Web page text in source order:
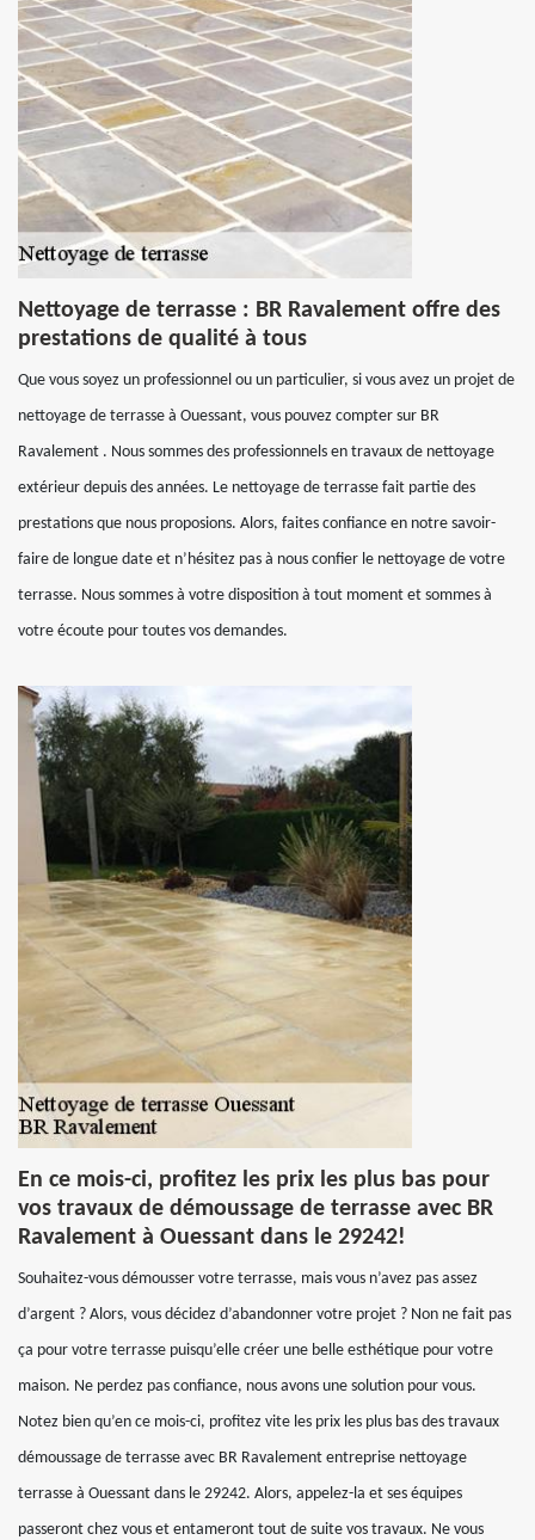
Nettoyage de terrasse : BR Ravalement offre des
prestations de qualité à tous
Que vous soyez un professionnel ou un particulier, si vous avez un projet de
nettoyage de terrasse à Ouessant, vous pouvez compter sur BR
Ravalement . Nous sommes des professionnels en travaux de nettoyage
extérieur depuis des années. Le nettoyage de terrasse fait partie des
prestations que nous proposions. Alors, faites confiance en notre savoir-
faire de longue date et n’hésitez pas à nous confier le nettoyage de votre
terrasse. Nous sommes à votre disposition à tout moment et sommes à
votre écoute pour toutes vos demandes.
En ce mois-ci, profitez les prix les plus bas pour
vos travaux de démoussage de terrasse avec BR
Ravalement à Ouessant dans le 29242!
Souhaitez-vous démousser votre terrasse, mais vous n’avez pas assez
d’argent ? Alors, vous décidez d’abandonner votre projet ? Non ne fait pas
ça pour votre terrasse puisqu’elle créer une belle esthétique pour votre
maison. Ne perdez pas confiance, nous avons une solution pour vous.
Notez bien qu’en ce mois-ci, profitez vite les prix les plus bas des travaux
démoussage de terrasse avec BR Ravalement entreprise nettoyage
terrasse à Ouessant dans le 29242. Alors, appelez-la et ses équipes
passeront chez vous et entameront tout de suite vos travaux. Ne vous